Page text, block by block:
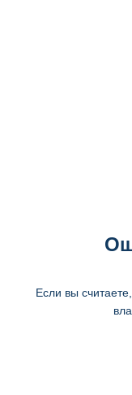
Если вы